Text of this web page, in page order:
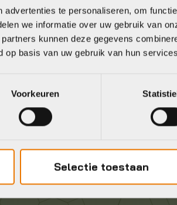
advertenties te personaliseren, om
we informatie over uw gebruik van
kunnen deze gegevens
op basis van uw gebruik van hun
Voorkeuren
Selectie toestaan